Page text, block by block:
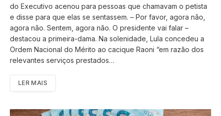
do Executivo acenou para pessoas que chamavam o petista
e disse para que elas se sentassem. – Por favor, agora não,
agora não. Sentem, agora não. O presidente vai falar –
destacou a primeira-dama. Na solenidade, Lula concedeu a
Ordem Nacional do Mérito ao cacique Raoni “em razão dos
relevantes serviços prestados…
LER MAIS